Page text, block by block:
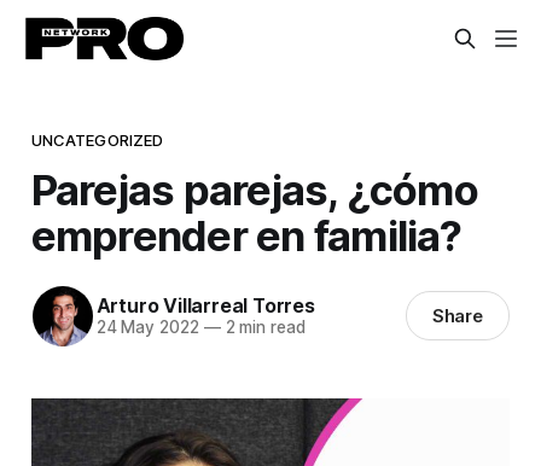
UNCATEGORIZED
Parejas parejas, ¿cómo
emprender en familia?
Arturo Villarreal Torres
24 May 2022 —2 min read Share